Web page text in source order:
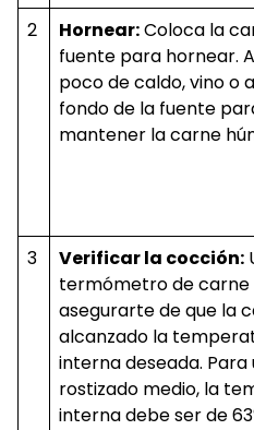
2 Hornear:Coloca la
fuente para hornear.
poco de caldo, vino o
fondo de la fuente
mantener la carne
3
Verificar la cocción:
termómetro de
asegurarte de que la
alcanzado la
interna deseada. Para
rostizado medio, la
interna debe ser de